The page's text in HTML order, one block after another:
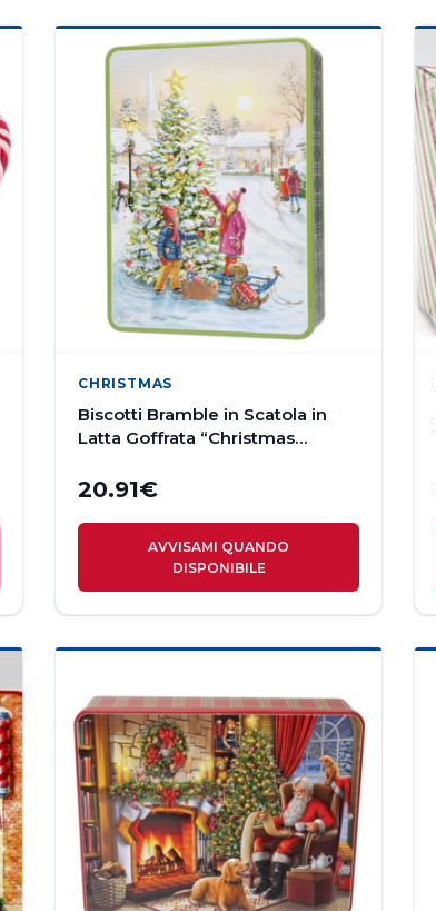
CHRISTMAS
Biscotti Bramble in Scatola in
Latta Goffrata “Christmas
20.91€
AVVISAMI QUANDO
DISPONIBILE